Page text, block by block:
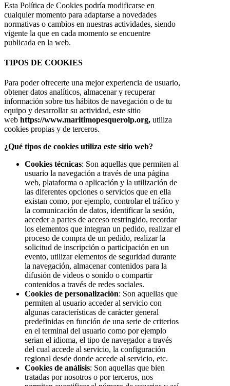
Esta Política de Cookies podría modificarse en
cualquier momento para adaptarse a novedades
normativas o cambios en nuestras actividades, siendo
vigente la que en cada momento se encuentre
publicada en la web.
TIPOS DE COOKIES
Para poder ofrecerte una mejor experiencia de usuario,
obtener datos analíticos, almacenar y recuperar
información sobre tus hábitos de navegación o de tu
equipo y desarrollar su actividad, este sitio
web https://www.maritimopesquerolp.org, utiliza
cookies propias y de terceros.
¿Qué tipos de cookies utiliza este sitio web?
Cookies técnicas: Son aquellas que permiten al
usuario la navegación a través de una página
web, plataforma o aplicación y la utilización de
las diferentes opciones o servicios que en ella
existan como, por ejemplo, controlar el tráfico y
la comunicación de datos, identificar la sesión,
acceder a partes de acceso restringido, recordar
los elementos que integran un pedido, realizar el
proceso de compra de un pedido, realizar la
solicitud de inscripción o participación en un
evento, utilizar elementos de seguridad durante
la navegación, almacenar contenidos para la
difusión de videos o sonido o compartir
contenidos a través de redes sociales.
Cookies de personalización: Son aquellas que
permiten al usuario acceder al servicio con
algunas características de carácter general
predefinidas en función de una serie de criterios
en el terminal del usuario como por ejemplo
serian el idioma, el tipo de navegador a través
del cual accede al servicio, la configuración
regional desde donde accede al servicio, etc.
Cookies de análisis: Son aquellas que bien
tratadas por nosotros o por terceros, nos